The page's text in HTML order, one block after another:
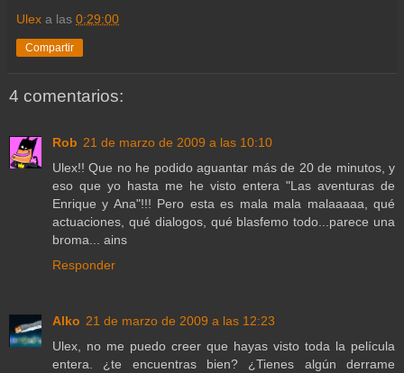
Ulex a las 0:29:00
Compartir
4 comentarios:
Rob 21 de marzo de 2009 a las 10:10
Ulex!! Que no he podido aguantar más de 20 de minutos, y
eso que yo hasta me he visto entera "Las aventuras de
Enrique y Ana"!!! Pero esta es mala mala malaaaaa, qué
actuaciones, qué dialogos, qué blasfemo todo...parece una
broma... ains
Responder
Alko 21 de marzo de 2009 a las 12:23
Ulex, no me puedo creer que hayas visto toda la película
entera. ¿te encuentras bien? ¿Tienes algún derrame